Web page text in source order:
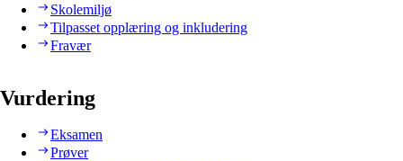
Skolemiljø
Tilpasset opplæring og inkludering
Fravær
Vurdering
Eksamen
Prøver